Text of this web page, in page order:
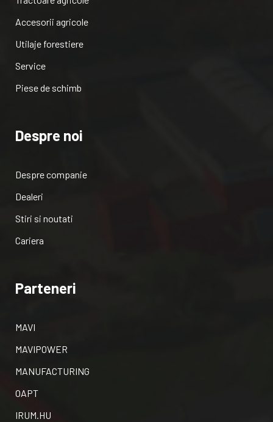
Accesorii agricole
Utilaje forestiere
Service
Piese de schimb
Despre noi
Despre companie
Dealeri
Stiri si noutati
Cariera
Parteneri
MAVI
MAVIPOWER
MANUFACTURING
OAPT
IRUM.HU